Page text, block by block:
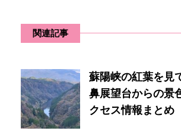
関連記事
蘇陽峡の紅葉を見
鼻展望台からの景
クセス情報まとめ